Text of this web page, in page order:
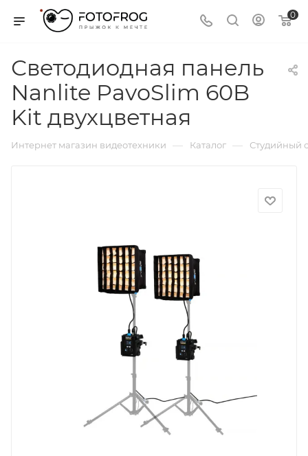
0
Светодиодная панель
Nanlite PavoSlim 60B
Kit двухцветная
Интернет магазин видеотехники — Каталог — Студийный